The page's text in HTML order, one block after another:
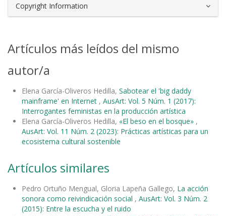
Copyright Information
Artículos más leídos del mismo
autor/a
Elena García-Oliveros Hedilla, Sabotear el 'big daddy
mainframe' en Internet , AusArt: Vol. 5 Núm. 1 (2017):
Interrogantes feministas en la producción artística
Elena García-Oliveros Hedilla, «El beso en el bosque» ,
AusArt: Vol. 11 Núm. 2 (2023): Prácticas artísticas para un
ecosistema cultural sostenible
Artículos similares
Pedro Ortuño Mengual, Gloria Lapeña Gallego, La acción
sonora como reivindicación social , AusArt: Vol. 3 Núm. 2
(2015): Entre la escucha y el ruido